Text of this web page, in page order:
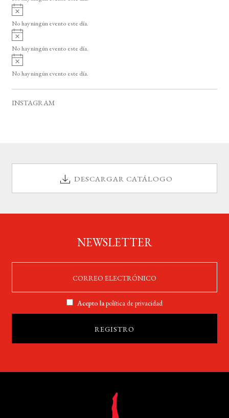
i
o
A
v
i
o
No hay ningún evento este día.
A
v
i
o
No hay ningún evento este día.
A
v
i
No hay ningún evento este día.
INSTAGRAM
DESCARGAR CATÁLOGO
NEWSLETTER
Acepto lapolítica de privacidad